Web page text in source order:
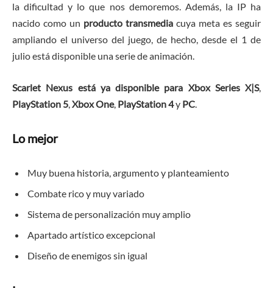
la dificultad y lo que nos demoremos. Además, la IP ha
nacido como un producto transmedia cuya meta es seguir
ampliando el universo del juego, de hecho, desde el 1 de
julio está disponible una serie de animación.
Scarlet Nexus está ya disponible para Xbox Series X|S,
PlayStation 5,Xbox One, PlayStation 4y PC.
Lo mejor
Muy buena historia, argumento y planteamiento
Combate rico y muy variado
Sistema de personalización muy amplio
Apartado artístico excepcional
Diseño de enemigos sin igual